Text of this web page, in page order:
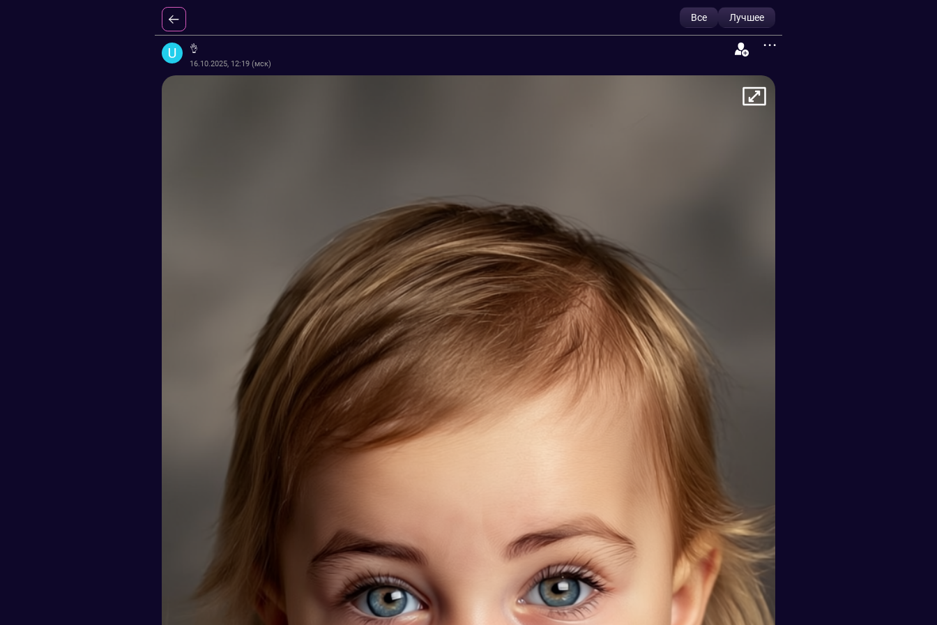
Все Лучшее
👌
16.10.2025, 12:19 (мск)
...